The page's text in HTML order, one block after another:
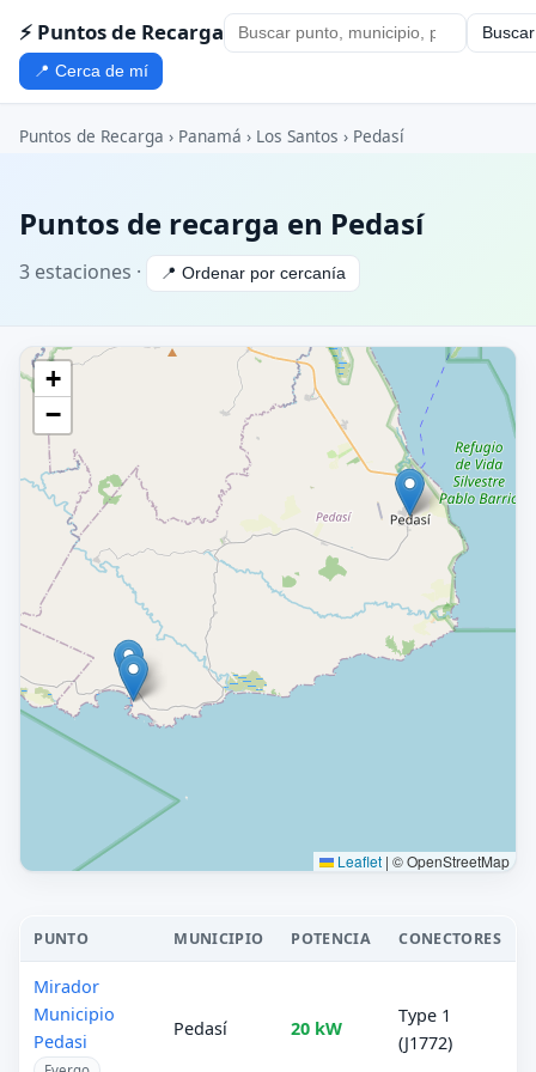
⚡ Puntos de Recarga Buscar
📍 Cerca de mí
Puntos de Recarga › Panamá › Los Santos › Pedasí
Puntos de recarga en Pedasí
3 estaciones · 📍 Ordenar por cercanía
+
−
Leaflet | © OpenStreetMap
PUNTO MUNICIPIO POTENCIA CONECTORES
Mirador
Municipio
Pedasi
Pedasí 20 kW
Type 1
(J1772)